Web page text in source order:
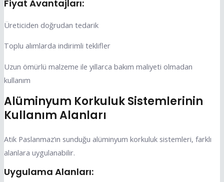
Fiyat Avantajları:
Üreticiden doğrudan tedarik
Toplu alımlarda indirimli teklifler
Uzun ömürlü malzeme ile yıllarca bakım maliyeti olmadan
kullanım
Alüminyum Korkuluk Sistemlerinin
Kullanım Alanları
Atik Paslanmaz’ın sunduğu alüminyum korkuluk sistemleri, farklı
alanlara uygulanabilir.
Uygulama Alanları: